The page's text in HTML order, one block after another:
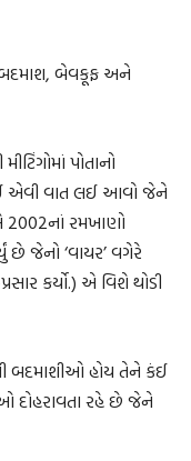
છે: બદમાશ, બેવકૂફ અને
પોતાનો
એવી વાત લઈ આવો જેને
રમખાણો
છે જેનો ‘વાયર’ વગેરે
કર્યો.) એ વિશે થોડી
બદમાશીઓ હોય તેને કંઈ
દોહરાવતા રહે છે જેને